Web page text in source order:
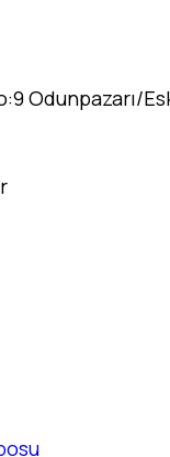
Odunpazarı/